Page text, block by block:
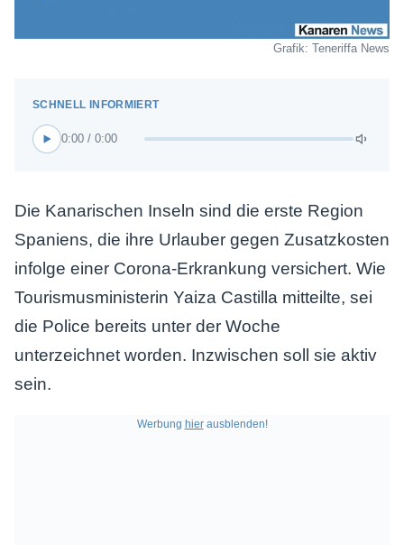
Grafik: Teneriffa News
0:00 / 0:00
Die Kanarischen Inseln sind die erste Region
Spaniens, die ihre Urlauber gegen Zusatzkosten
infolge einer Corona-Erkrankung versichert. Wie
Tourismusministerin Yaiza Castilla mitteilte, sei
die Police bereits unter der Woche
unterzeichnet worden. Inzwischen soll sie aktiv
sein.
Werbung hierausblenden!